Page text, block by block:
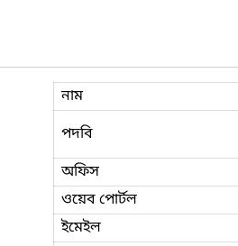
নাম
পদবি
অফিস
ওয়েব পোর্টল
ইমেইল